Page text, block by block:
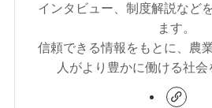
インタビュー、制度解説など
ます。
信頼できる情報をもとに、農
人がより豊かに働ける社会